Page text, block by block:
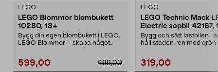
LEGO
LEGO Blommor blombukett
10280, 18+
Bygg din egen blombukett i LEGO.
LEGO Blommor – skapa något
599,00 699,00
LEGO
LEGO Technic Mack
Electric sopbil 42167,
år
Bygg och sätt lastbilen i
håll staden ren med grön
319,00